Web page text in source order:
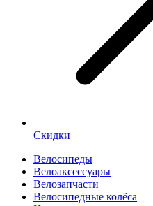
Скидки
Велосипеды
Велоаксессуары
Велозапчасти
Велосипедные колёса